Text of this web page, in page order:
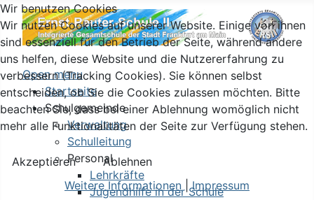
Open menu
Startseite
Schulgemeinde
Verwaltung
Schulleitung
Personal
Lehrkräfte
Jugendhilfe in der Schule
Wir benutzen Cookies
Wir nutzen Cookies auf unserer Website. Einige von ihnen
sind essenziell für den Betrieb der Seite, während andere
uns helfen, diese Website und die Nutzererfahrung zu
verbessern (Tracking Cookies). Sie können selbst
entscheiden, ob Sie die Cookies zulassen möchten. Bitte
beachten Sie, dass bei einer Ablehnung womöglich nicht
mehr alle Funktionalitäten der Seite zur Verfügung stehen.
Akzeptieren
Ablehnen
Weitere Informationen |Impressum